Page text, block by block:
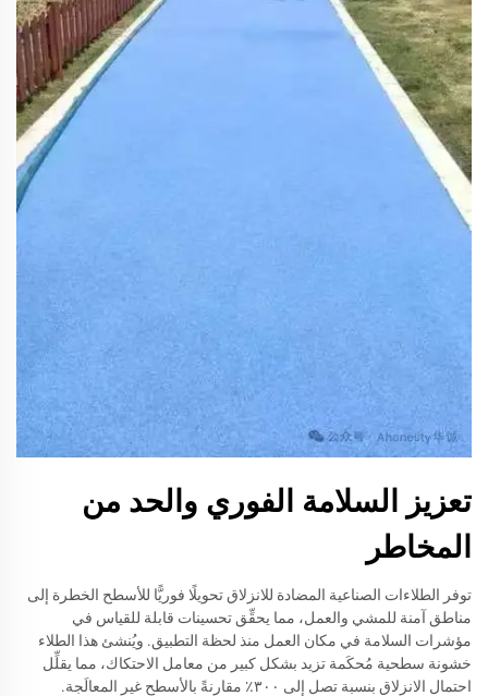
تعزيز السلامة الفوري والحد من
المخاطر
توفر الطلاءات الصناعية المضادة للانزلاق تحويلًا فوريًّا للأسطح الخطرة إلى
مناطق آمنة للمشي والعمل، مما يحقِّق تحسينات قابلة للقياس في
مؤشرات السلامة في مكان العمل منذ لحظة التطبيق. ويُنشئ هذا الطلاء
خشونة سطحية مُحكَمة تزيد بشكل كبير من معامل الاحتكاك، مما يقلِّل
احتمال الانزلاق بنسبة تصل إلى ٣٠٠٪ مقارنةً بالأسطح غير المعالَجة.